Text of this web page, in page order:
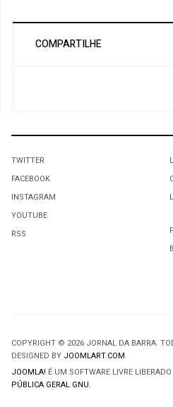
COMPARTILHE
TWITTER
FACEBOOK
INSTAGRAM
YOUTUBE
RSS
COPYRIGHT © 2026 JORNAL DA BARRA.
DESIGNED BY JOOMLART.COM.
JOOMLA! É UM SOFTWARE LIVRE
PÚBLICA GERAL GNU.